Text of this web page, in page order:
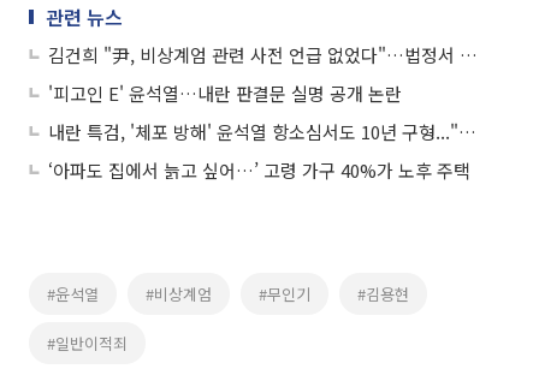
관련 뉴스
김건희 "尹, 비상계엄 관련 사전 언급 없었다"…법정서 첫 진술
'피고인 E' 윤석열…내란 판결문 실명 공개 논란
내란 특검, '체포 방해' 윤석열 항소심서도 10년 구형..."변명 일관"
‘아파도 집에서 늙고 싶어…’ 고령 가구 40%가 노후 주택
#윤석열 #비상계엄 #무인기 #김용현
#일반이적죄